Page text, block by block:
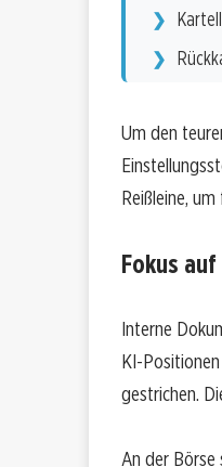
Um den
Reißleine,
Fokus
Interne
KI-
gestrichen.
An der